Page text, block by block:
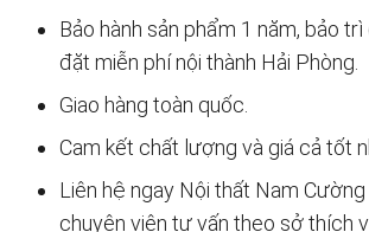
Bảo hành sản phẩm 1 năm, bảo trì
đặt miễn phí nội thành Hải Phòng.
Giao hàng toàn quốc.
Cam kết chất lượng và giá cả tốt
Liên hệ ngay Nội thất Nam
chuyên viên tư vấn theo sở thích